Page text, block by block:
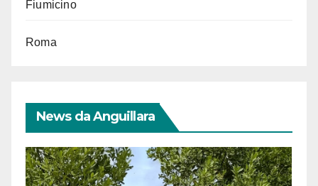
Fiumicino
Roma
News da Anguillara